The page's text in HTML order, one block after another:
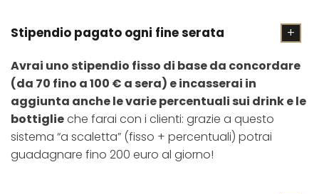
Stipendio pagato ogni fine serata
Avrai uno stipendio fisso di base da concordare
(da 70 fino a 100 € a sera) e incasserai in
aggiunta anche le varie percentuali sui drink e le
bottiglieche farai con i clienti: grazie a questo
sistema “a scaletta” (fisso + percentuali) potrai
guadagnare fino 200 euro al giorno!